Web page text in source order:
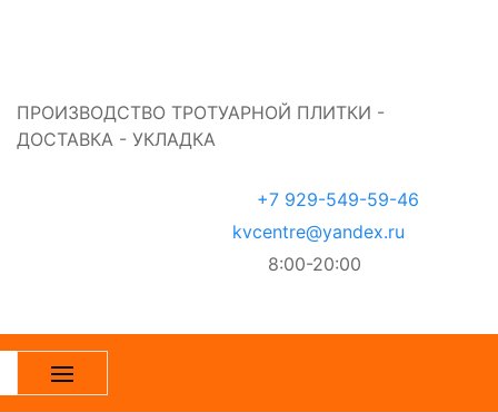
ПРОИЗВОДСТВО ТРОТУАРНОЙ ПЛИТКИ -
ДОСТАВКА - УКЛАДКА
+7 929-549-59-46
kvcentre@yandex.ru
8:00-20:00